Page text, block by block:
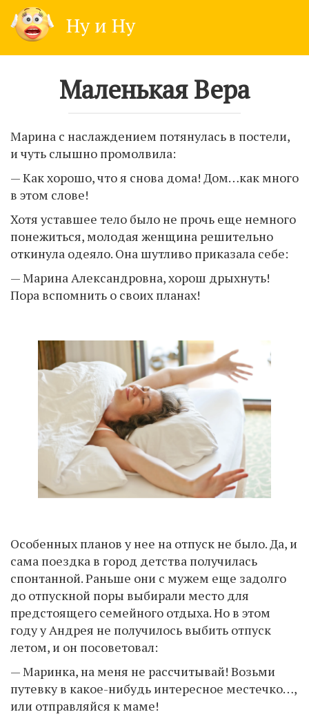
content
Ну и Ну
Маленькая Вера
Марина с наслаждением потянулась в постели,
и чуть слышно промолвила:
— Как хорошо, что я снова дома! Дом…как много
в этом слове!
Хотя уставшее тело было не прочь еще немного
понежиться, молодая женщина решительно
откинула одеяло. Она шутливо приказала себе:
— Марина Александровна, хорош дрыхнуть!
Пора вспомнить о своих планах!
Особенных планов у нее на отпуск не было. Да, и
сама поездка в город детства получилась
спонтанной. Раньше они с мужем еще задолго
до отпускной поры выбирали место для
предстоящего семейного отдыха. Но в этом
году у Андрея не получилось выбить отпуск
летом, и он посоветовал:
— Маринка, на меня не рассчитывай! Возьми
путевку в какое-нибудь интересное местечко…,
или отправляйся к маме!